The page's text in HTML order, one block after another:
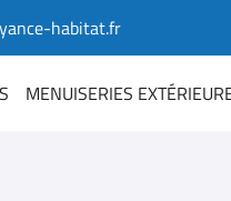
MENUISERIES